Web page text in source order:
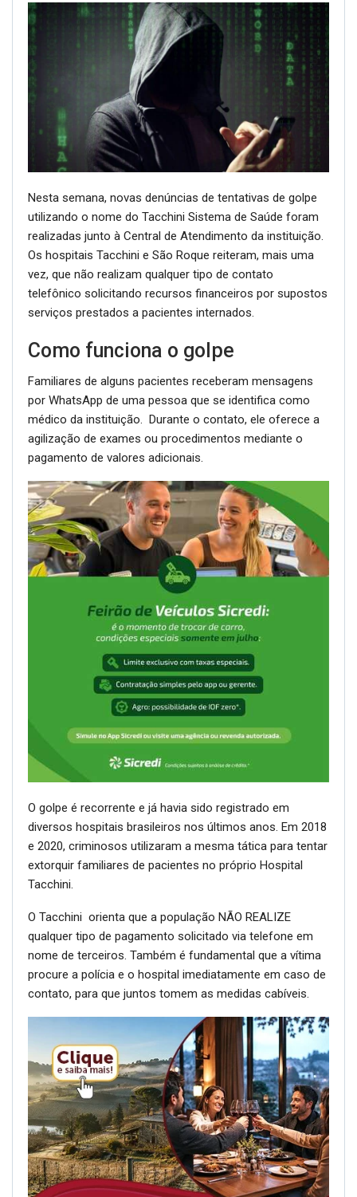
Nesta semana, novas denúncias de tentativas de golpe
utilizando o nome do Tacchini Sistema de Saúde foram
realizadas junto à Central de Atendimento da instituição.
Os hospitais Tacchini e São Roque reiteram, mais uma
vez, que não realizam qualquer tipo de contato
telefônico solicitando recursos financeiros por supostos
serviços prestados a pacientes internados.
Como funciona o golpe
Familiares de alguns pacientes receberam mensagens
por WhatsApp de uma pessoa que se identifica como
médico da instituição. Durante o contato, ele oferece a
agilização de exames ou procedimentos mediante o
pagamento de valores adicionais.
O golpe é recorrente e já havia sido registrado em
diversos hospitais brasileiros nos últimos anos. Em 2018
e 2020, criminosos utilizaram a mesma tática para tentar
extorquir familiares de pacientes no próprio Hospital
Tacchini.
O Tacchini orienta que a população NÃO REALIZE
qualquer tipo de pagamento solicitado via telefone em
nome de terceiros. Também é fundamental que a vítima
procure a polícia e o hospital imediatamente em caso de
contato, para que juntos tomem as medidas cabíveis.